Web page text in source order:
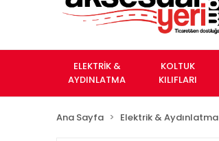
ELEKTRİK &
AYDINLATMA
KOLTUK
KILIFLARI
Ana Sayfa Elektrik & Aydınlatma